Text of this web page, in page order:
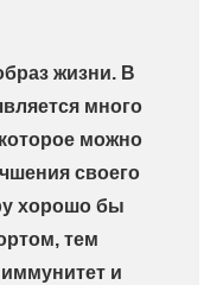
жизни. В
много
можно
своего
хорошо бы
тем
и